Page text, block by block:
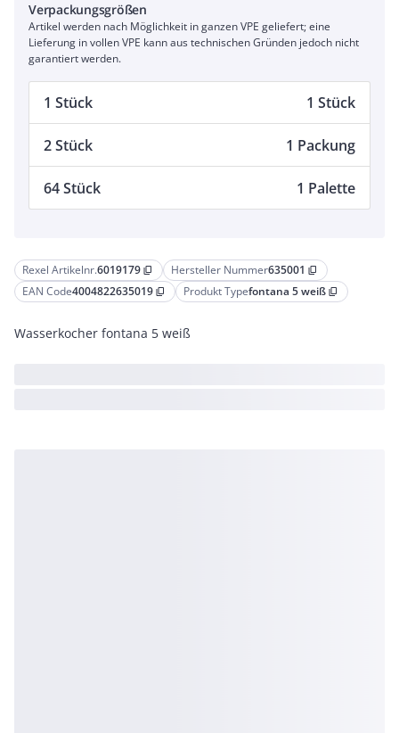
Rexel Artikelnr.6019179 content_copy Hersteller Nummer635001 content_copy
EAN Code4004822635019 content_copy Produkt Typefontana 5 weiß content_copy
Wasserkocher fontana 5 weiß
Verpackungsgrößen
Artikel werden nach Möglichkeit in ganzen VPE geliefert; eine
Lieferung in vollen VPE kann aus technischen Gründen jedoch nicht
garantiert werden.
1 Stück 1 Stück
2 Stück 1 Packung
64 Stück 1 Palette